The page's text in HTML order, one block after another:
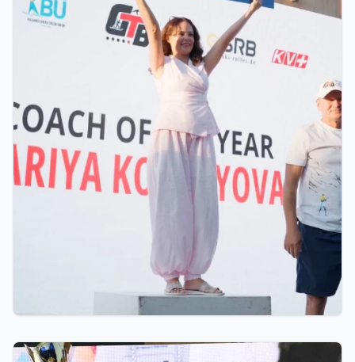
Қостанайлық бапкер биатлоннан үздік балалар